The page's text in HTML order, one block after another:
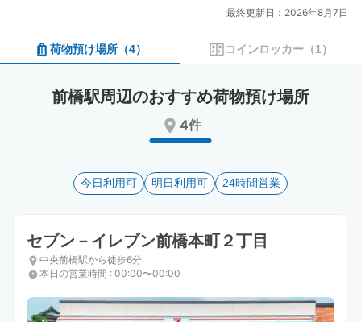
calendar
and
date.
the
keyboard
shortcuts
for
changing
dates.
calendar
and
a
date.
mark
key
the
keyboard
shortcuts
for
changing
dates.
最終更新日：2026年8月7日
荷物預け場所 （4） コインロッカー （1）
前橋駅周辺のおすすめ荷物預け場所
4件
今日利用可 明日利用可 24時間営業
セブン－イレブン前橋本町２丁目
中央前橋駅から徒歩6分
本日の営業時間 : 00:00〜00:00